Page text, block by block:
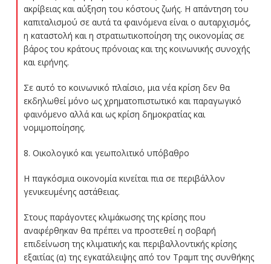
ακρίβειας και αύξηση του κόστους ζωής. Η απάντηση του
καπιταλισμού σε αυτά τα φαινόμενα είναι ο αυταρχισμός,
η καταστολή και η στρατιωτικοποίηση της οικονομίας σε
βάρος του κράτους πρόνοιας και της κοινωνικής συνοχής
και ειρήνης.
Σε αυτό το κοινωνικό πλαίσιο, μια νέα κρίση δεν θα
εκδηλωθεί μόνο ως χρηματοπιστωτικό και παραγωγικό
φαινόμενο αλλά και ως κρίση δημοκρατίας και
νομιμοποίησης.
8. Οικολογικό και γεωπολιτικό υπόβαθρο
Η παγκόσμια οικονομία κινείται πια σε περιβάλλον
γενικευμένης αστάθειας.
Στους παράγοντες κλιμάκωσης της κρίσης που
αναφέρθηκαν θα πρέπει να προστεθεί η σοβαρή
επιδείνωση της κλιματικής και περιβαλλοντικής κρίσης
εξαιτίας (α) της εγκατάλειψης από τον Τραμπ της συνθήκης